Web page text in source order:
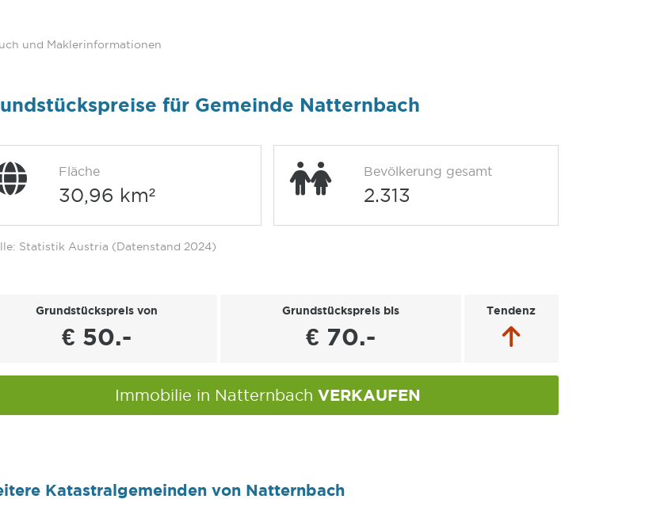
und Maklerinformationen
für Gemeinde Natternbach
Fläche
30,96 km²
Bevölkerung gesamt
2.313
Statistik Austria (Datenstand 2024)
Grundstückspreis von
€ 50.-
Grundstückspreis bis
€ 70.-
Tendenz
Immobilie in Natternbach VERKAUFEN
Katastralgemeinden von Natternbach